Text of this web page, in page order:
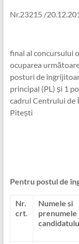
Nr.23215 /
final al concursului
ocuparea
posturi de
principal (PL) și 1
cadrul Centrului de
Pitești
Pentru postul de
Nr.
crt.
Numele si
prenumele